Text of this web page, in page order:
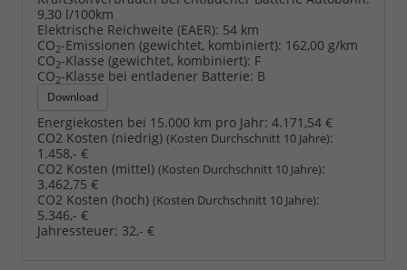
9,30 l/100km
Elektrische Reichweite (EAER): 54 km
CO2-Emissionen (gewichtet, kombiniert): 162,00 g/km
CO2-Klasse (gewichtet, kombiniert): F
CO2-Klasse bei entladener Batterie: B
Download
Energiekosten bei 15.000 km pro Jahr: 4.171,54 €
CO2 Kosten (niedrig) (Kosten Durchschnitt 10 Jahre):
1.458,- €
CO2 Kosten (mittel) (Kosten Durchschnitt 10 Jahre):
3.462,75 €
CO2 Kosten (hoch) (Kosten Durchschnitt 10 Jahre):
5.346,- €
Jahressteuer: 32,- €